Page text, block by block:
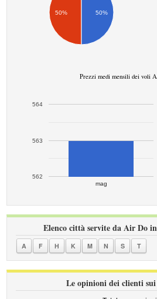
50% 50%
Prezzi medi mensili dei voli
mag
562
563
564
Elenco città servite da Air Do
A F H K M N S T
Le opinioni dei clienti